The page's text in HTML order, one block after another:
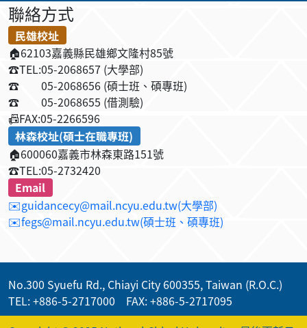
聯絡方式
民雄校址
🏠62103嘉義縣民雄鄉文隆村85號
☎️TEL:05-2068657 (大學部)
☎️ 05-2068656 (碩士班、碩專班)
☎️ 05-2068655 (借測驗)
📠FAX:05-2266596
林森校址(碩士在職專班)
🏠600060嘉義市林森東路151號
☎️TEL:05-2732420
Email
✉️guidancecy@mail.ncyu.edu.tw(大學部)
✉️fegs@mail.ncyu.edu.tw(碩士班、碩專班)
No.300 Syuefu Rd., Chiayi City 600355, Taiwan (R.O.C.)
TEL: +886-5-2717000 FAX: +886-5-2717095